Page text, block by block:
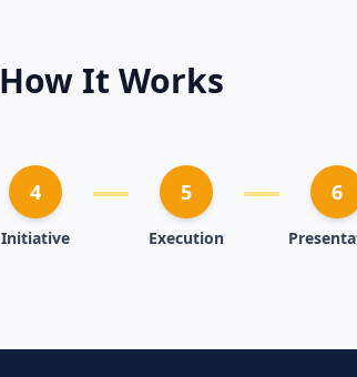
How It Works
4
Initiative
5
Execution
6